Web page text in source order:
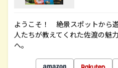
ようこそ！ 絶景スポットから
人たちが教えてくれた佐渡の魅
へ。